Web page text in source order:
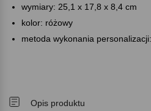
wymiary: 25,1 x 17,8 x 8,4 cm
kolor: różowy
metoda wykonania
Opis produktu